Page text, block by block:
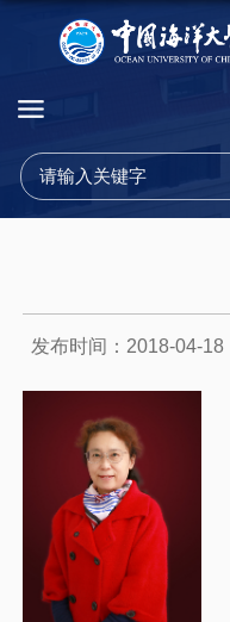
发布时间：2018-04-18